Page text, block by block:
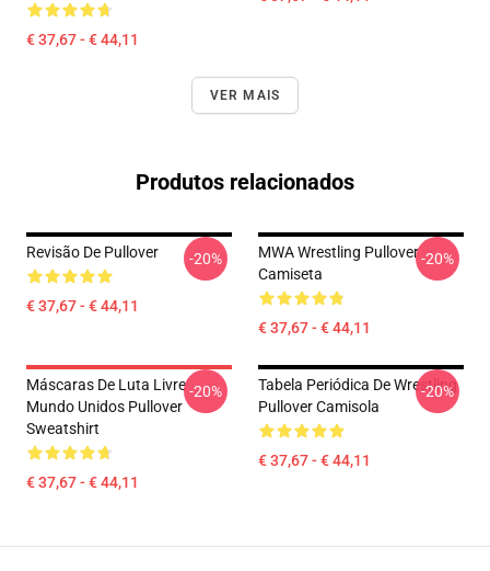
€ 37,67 - € 44,11
VER MAIS
Produtos relacionados
Revisão De Pullover
€ 37,67 - € 44,11
-20%
MWA Wrestling Pullover
Camiseta
€ 37,67 - € 44,11
-20%
Máscaras De Luta Livre
Mundo Unidos Pullover
Sweatshirt
€ 37,67 - € 44,11
-20%
Tabela Periódica De Wrestling
Pullover Camisola
€ 37,67 - € 44,11
-20%